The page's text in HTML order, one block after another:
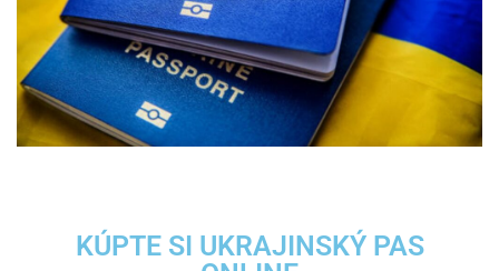
KÚPTE SI UKRAJINSKÝ PAS